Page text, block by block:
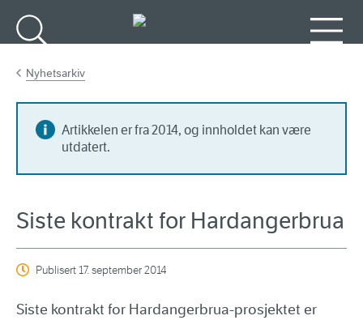
Nyhetsarkiv
Artikkelen er fra 2014, og innholdet kan være
utdatert.
Siste kontrakt for Hardangerbrua
Publisert17. september 2014
Siste kontrakt for Hardangerbrua-prosjektet er